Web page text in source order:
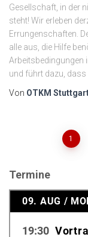
Gesellschaft, in der
steht! Wir erleben
Errungenschaften.
alle aus, die Hilfe
Arbeitsbedingungen
und führt dazu, dass
Von OTKM
der
Beiträge
1
Termine